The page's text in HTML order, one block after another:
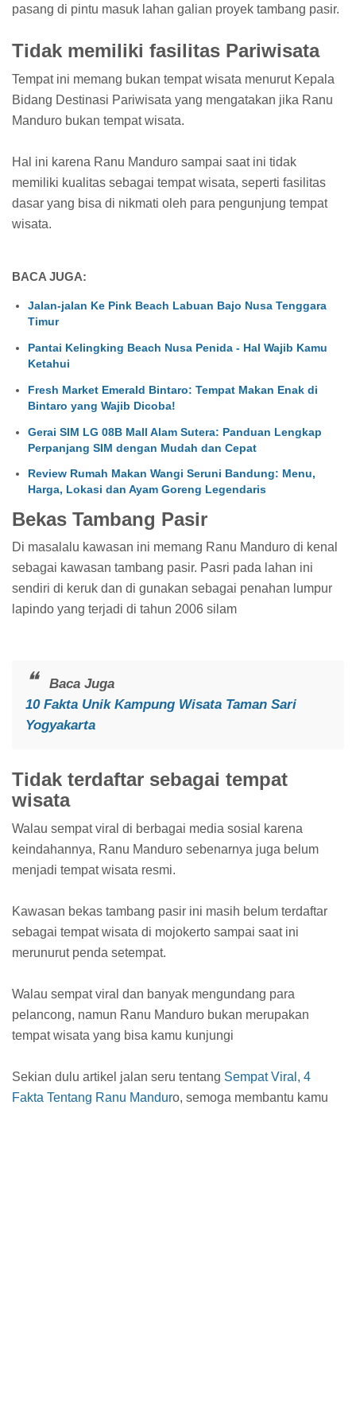
pasang di pintu masuk lahan galian proyek tambang pasir.
Tidak memiliki fasilitas Pariwisata
Tempat ini memang bukan tempat wisata menurut Kepala
Bidang Destinasi Pariwisata yang mengatakan jika Ranu
Manduro bukan tempat wisata.
Hal ini karena Ranu Manduro sampai saat ini tidak
memiliki kualitas sebagai tempat wisata, seperti fasilitas
dasar yang bisa di nikmati oleh para pengunjung tempat
wisata.
BACA JUGA:
Jalan-jalan Ke Pink Beach Labuan Bajo Nusa Tenggara
Timur
Pantai Kelingking Beach Nusa Penida - Hal Wajib Kamu
Ketahui
Fresh Market Emerald Bintaro: Tempat Makan Enak di
Bintaro yang Wajib Dicoba!
Gerai SIM LG 08B Mall Alam Sutera: Panduan Lengkap
Perpanjang SIM dengan Mudah dan Cepat
Review Rumah Makan Wangi Seruni Bandung: Menu,
Harga, Lokasi dan Ayam Goreng Legendaris
Bekas Tambang Pasir
Di masalalu kawasan ini memang Ranu Manduro di kenal
sebagai kawasan tambang pasir. Pasri pada lahan ini
sendiri di keruk dan di gunakan sebagai penahan lumpur
lapindo yang terjadi di tahun 2006 silam
Baca Juga
10 Fakta Unik Kampung Wisata Taman Sari
Yogyakarta
Tidak terdaftar sebagai tempat
wisata
Walau sempat viral di berbagai media sosial karena
keindahannya, Ranu Manduro sebenarnya juga belum
menjadi tempat wisata resmi.
Kawasan bekas tambang pasir ini masih belum terdaftar
sebagai tempat wisata di mojokerto sampai saat ini
merunurut penda setempat.
Walau sempat viral dan banyak mengundang para
pelancong, namun Ranu Manduro bukan merupakan
tempat wisata yang bisa kamu kunjungi
Sekian dulu artikel jalan seru tentang Sempat Viral, 4
Fakta Tentang Ranu Manduro, semoga membantu kamu